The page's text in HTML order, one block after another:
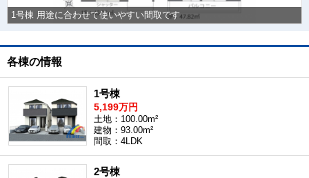
1号棟 用途に合わせて使いやすい間取です
各棟の情報
1号棟
5,199万円
土地：100.00m²
建物：93.00m²
間取：4LDK
2号棟